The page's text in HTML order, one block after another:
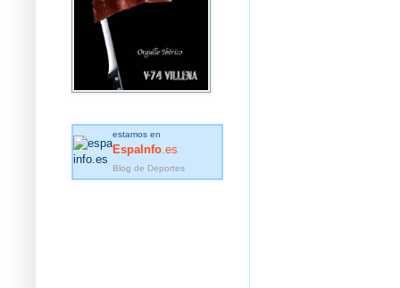
estamos en
EspaInfo .es
Blog de Deportes